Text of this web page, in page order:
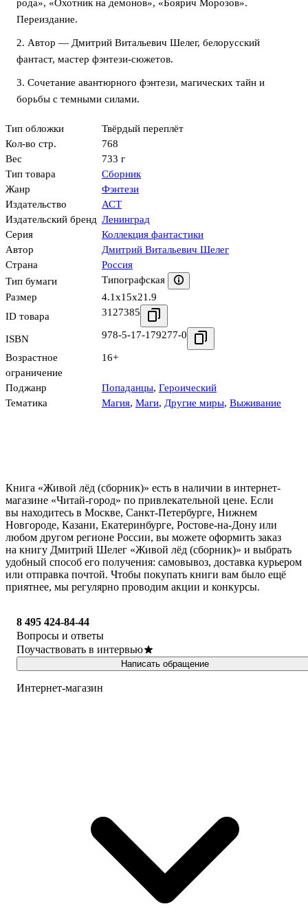
рода», «Охотник на демонов», «Боярич Морозов».
Переиздание.
2. Автор — Дмитрий Витальевич Шелег, белорусский
фантаст, мастер фэнтези-сюжетов.
3. Сочетание авантюрного фэнтези, магических тайн и
борьбы с темными силами.
Тип обложки
Твёрдый переплёт
Кол-во стр.
768
Вес
733 г
Тип товара
Сборник
Жанр
Фэнтези
Издательство
АСТ
Издательский бренд Ленинград
Серия
Коллекция фантастики
Автор
Дмитрий Витальевич Шелег
Страна
Россия
Тип бумаги
Типографская
Размер
4.1x15x21.9
ID товара
3127385
ISBN 978-5-17-179277-0
Возрастное
ограничение
16+
Поджанр Попаданцы, Героический
Тематика
Магия, Маги, Другие миры, Выживание
Книга «Живой лёд (сборник)» есть в наличии в интернет-
магазине «Читай-город» по привлекательной цене. Если
вы находитесь в Москве, Санкт-Петербурге, Нижнем
Новгороде, Казани, Екатеринбурге, Ростове-на-Дону или
любом другом регионе России, вы можете оформить заказ
на книгу Дмитрий Шелег «Живой лёд (сборник)» и выбрать
удобный способ его получения: самовывоз, доставка курьером
или отправка почтой. Чтобы покупать книги вам было ещё
приятнее, мы регулярно проводим акции и конкурсы.
8 495 424-84-44
Вопросы и ответы
Поучаствовать в интервью
Написать обращение
Интернет-магазин